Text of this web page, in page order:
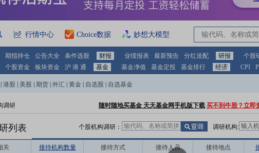
行情中心 Choice数据 妙想大模型
期指持仓 公告大全 条件选股 财报 业绩报表 最新预告 分红送配 研报 个股
个股资金 板块资金 沪 港 通 基金 基金净值 基金定投 基金排行 经济 CPI
港股 美股 期货 外汇 黄金 自选股 自选基金
调研 随时随地买基金 天天基金网手机版下载 买不到牛股？立即
列表 个股机构调研： 调研机构:
关 接待机构数量 接待方式 接待人员 接待地点